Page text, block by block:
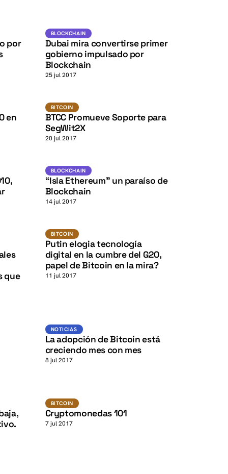
por
Blockchain
BLOCKCHAIN
Dubai mira convertirse primer
gobierno impulsado por
Blockchain
25 jul 2017
en K
BITCOIN
BTCC Promueve Soporte para
SegWit2X
20 jul 2017
BLOCKCHAIN ETHK
BLOCKCHAIN
“Isla Ethereum” un paraíso de
Blockchain
14 jul 2017
que
BITCOIN K
BITCOIN
Putin elogia tecnología
digital en la cumbre del G20,
papel de Bitcoin en la mira?
11 jul 2017
NOTICIAS BTCK
NOTICIAS
La adopción de Bitcoin está
creciendo mes con mes
8 jul 2017 K
BITCOIN
Cryptomonedas 101
7 jul 2017